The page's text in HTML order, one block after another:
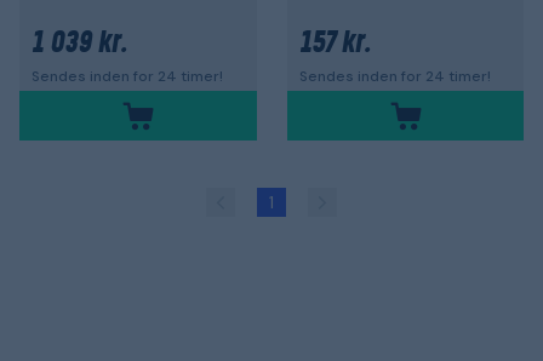
1 039 kr.
Sendes inden for 24 timer!
157 kr.
Sendes inden for 24 timer!
1